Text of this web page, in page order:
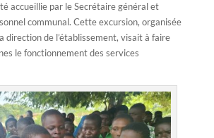
accueillie par le Secrétaire général et
communal. Cette excursion, organisée
direction de l’établissement, visait à faire
le fonctionnement des services